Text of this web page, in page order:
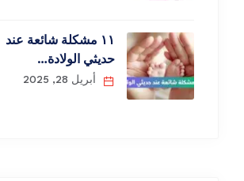
١١ مشكلة شائعة عند
حديثي الولادة…
أبريل 28, 2025